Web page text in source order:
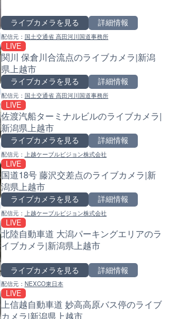
ライブカメラを見る 詳細情報
配信元： 国土交通省 高田河川国道事務所
LIVE
関川 保倉川合流点のライブカメラ|新潟
県上越市
ライブカメラを見る 詳細情報
配信元： 国土交通省 高田河川国道事務所
LIVE
佐渡汽船ターミナルビルのライブカメラ|
新潟県上越市
ライブカメラを見る 詳細情報
配信元： 上越ケーブルビジョン株式会社
LIVE
国道18号 藤沢交差点のライブカメラ|新
潟県上越市
ライブカメラを見る 詳細情報
配信元： 上越ケーブルビジョン株式会社
LIVE
北陸自動車道 大潟パーキングエリアのラ
イブカメラ|新潟県上越市
ライブカメラを見る 詳細情報
配信元： NEXCO東日本
LIVE
上信越自動車道 妙高高原バス停のライブ
カメラ|新潟県上越市